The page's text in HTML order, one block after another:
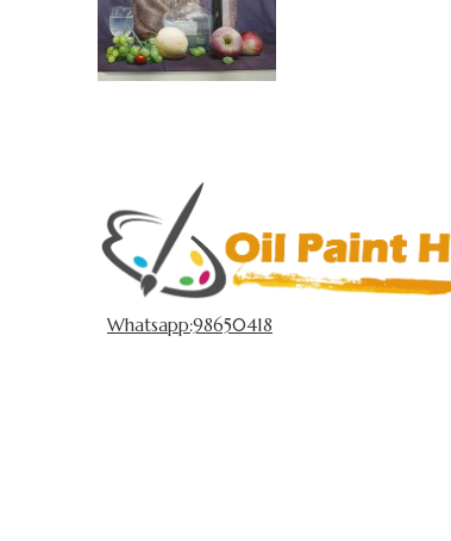
Whatsapp:98650418